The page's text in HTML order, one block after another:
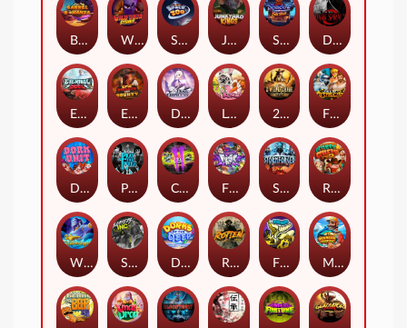
Barrel Bonanza Wild Dojo Strike Space Zoo Junkyard Kings Shadow Strike Dark Spiral
Eternal Duel EPIC BULLETS & BOUNTY Dusk Princess Le Bunny 2 Wild 2 Die Fist Of Destruction
Dork Unit Pray for Three Chaos Crew 2 Fighter Pit Stormforged Rusty & Curly
Wishbringer Slayers Inc Dorks of The Deep Rotten FRKN Bananas Marlin Master